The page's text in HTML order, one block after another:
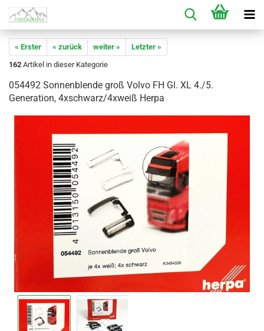
« Erster « zurück weiter »
Letzter »
162 Artikel in dieser Kategorie
054492 Sonnenblende groß Volvo FH Gl. XL 4./5.
Generation, 4xschwarz/4xweiß Herpa